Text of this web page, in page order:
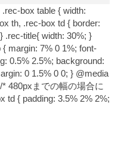
box table { width:
th, .rec-box td { border:
.rec-title{ width: 30%; }
margin: 7% 0 1%; font-
0.5% 2.5%; background:
0 1.5% 0 0; } @media
480pxまでの幅の場合に
td { padding: 3.5% 2% 2%;